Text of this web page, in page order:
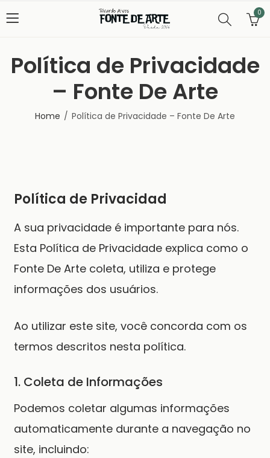
0
Política de Privacidade
– Fonte De Arte
Home Política de Privacidade – Fonte De Arte
Política de Privacidad
A sua privacidade é importante para nós.
Esta Política de Privacidade explica como o
Fonte De Arte coleta, utiliza e protege
informações dos usuários.
Ao utilizar este site, você concorda com os
termos descritos nesta política.
1. Coleta de Informações
Podemos coletar algumas informações
automaticamente durante a navegação no
site, incluindo: